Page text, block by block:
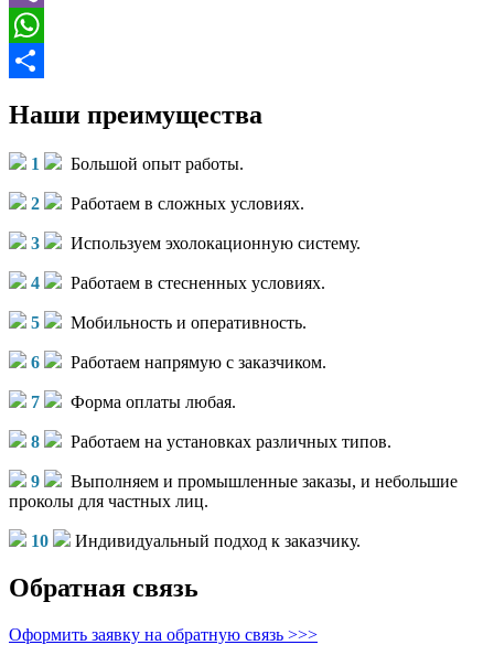
Viber
WhatsApp
Наши преимущества
1 Большой опыт работы.
2 Работаем в сложных условиях.
3 Используем эхолокационную систему.
4 Работаем в стесненных условиях.
5 Мобильность и оперативность.
6 Работаем напрямую с заказчиком.
7 Форма оплаты любая.
8 Работаем на установках различных типов.
9
Выполняем и промышленные заказы, и небольшие
проколы для частных лиц.
10 Индивидуальный подход к заказчику.
Обратная связь
Оформить заявку на обратную связь >>>